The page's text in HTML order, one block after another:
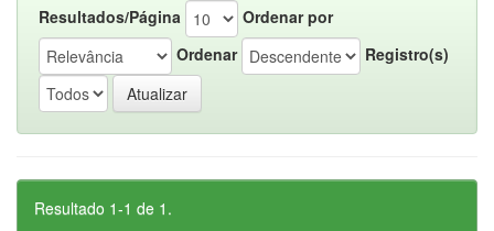
Resultados/Página
Ordenar por
Ordenar
Registro(s)
Resultado 1-1 de 1.